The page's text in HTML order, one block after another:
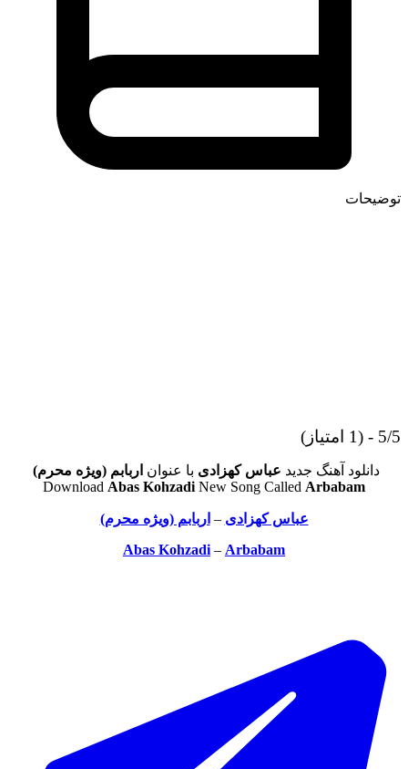
توضیحات
5/5 - (1 امتیاز)
دانلود آهنگ جدید عباس کهزادی با عنوان اربابم (ویژه محرم)
Download Abas Kohzadi New Song Called Arbabam
عباس کهزادی – اربابم (ویژه محرم)
Abas Kohzadi – Arbabam